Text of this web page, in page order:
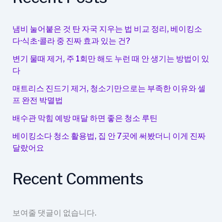
로
줄
주
데
일
리
템
냄비 눌어붙은 것 탄 자국 지우는 법 비교 정리, 베이킹소
다·식초·콜라 중 진짜 효과 있는 건?
변기 물때 제거, 주 1회만 해도 누런 때 안 생기는 방법이 있
다
매트리스 진드기 제거, 청소기만으로는 부족한 이유와 셀
프 완전 박멸법
배수관 막힘 예방 매달 하면 좋은 청소 루틴
베이킹소다 청소 활용법, 집 안 7곳에 써봤더니 이게 진짜
달랐어요
Recent Comments
보여줄 댓글이 없습니다.